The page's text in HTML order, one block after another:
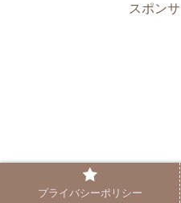
スポン
プライバシーポリシー